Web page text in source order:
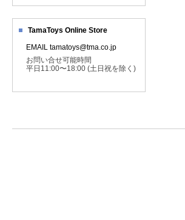
TamaToys Online Store
EMAIL tamatoys@tma.co.jp
お問い合せ可能時間
平日11:00〜18:00 (土日祝を除く)